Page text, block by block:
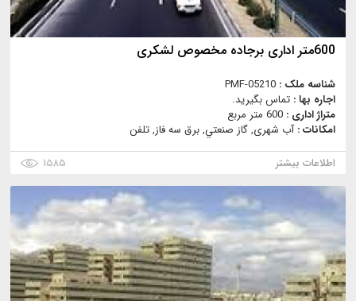
600متر اداری برجاده مخصوص لشکری
شناسه ملک : PMF-05210
اجاره بها : تماس بگیرید.
متراژ اداری : 600 متر مربع
امکانات :آب شهری, گاز صنعتي, برق سه فاز, تلفن
اطلاعات بیشتر
۱۵۸۵